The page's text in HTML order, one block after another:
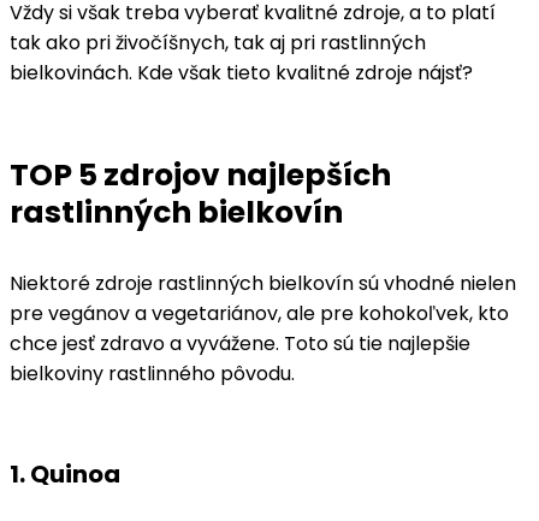
Vždy si však treba vyberať kvalitné zdroje, a to platí
tak ako pri živočíšnych, tak aj pri rastlinných
bielkovinách. Kde však tieto kvalitné zdroje nájsť?
TOP 5 zdrojov najlepších
rastlinných bielkovín
Niektoré zdroje rastlinných bielkovín sú vhodné nielen
pre vegánov a vegetariánov, ale pre kohokoľvek, kto
chce jesť zdravo a vyvážene. Toto sú tie najlepšie
bielkoviny rastlinného pôvodu.
1. Quinoa